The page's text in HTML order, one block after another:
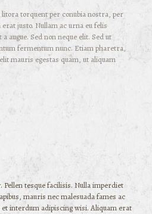
litora torquent per conubia nostra, per
justo. Nullam ac urna eu felis
augue. Sed non neque elit. Sed ut
fermentum nunc. Etiam pharetra,
mauris egestas quam, ut aliquam
tesque facilisis. Nulla imperdiet
mauris nec malesuada fames ac
interdum adipiscing wisi. Aliquam erat